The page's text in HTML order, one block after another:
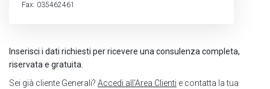
Inserisci i dati richiesti per ricevere una consulenza completa,
riservata e gratuita.
Sei già cliente Generali? Accedi all’Area Clienti e contatta la tua
Fax: 035462461